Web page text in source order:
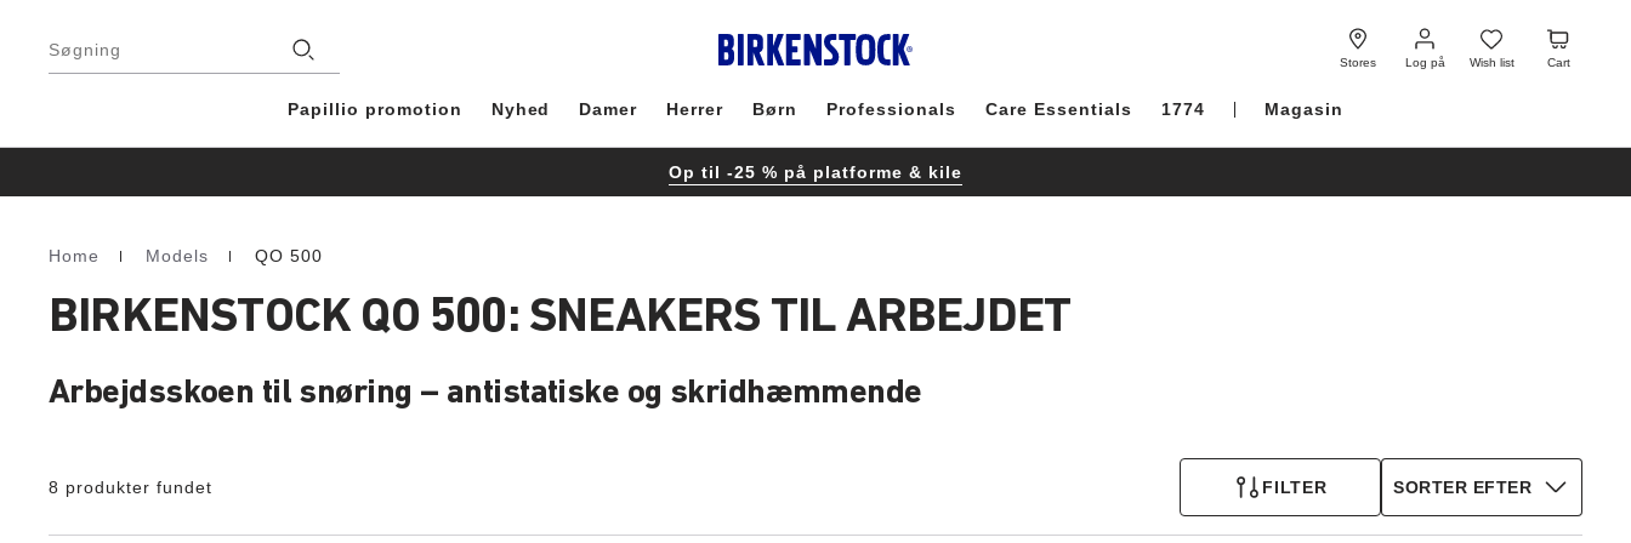
Søgning
Stores Log på
Log
på
Wish list
Wish
list
Cart
Cart
Papillio promotion Nyhed Damer Herrer Børn Professionals Care Essentials 1774 Magasin
Op til -25 % på platforme & kile
Homepage
Home Models QO 500
BIRKENSTOCK QO 500: SNEAKERS TIL ARBEJDET
Arbejdsskoen til snøring – antistatiske og skridhæmmende
8 produkter fundet FILTER SORTER EFTER